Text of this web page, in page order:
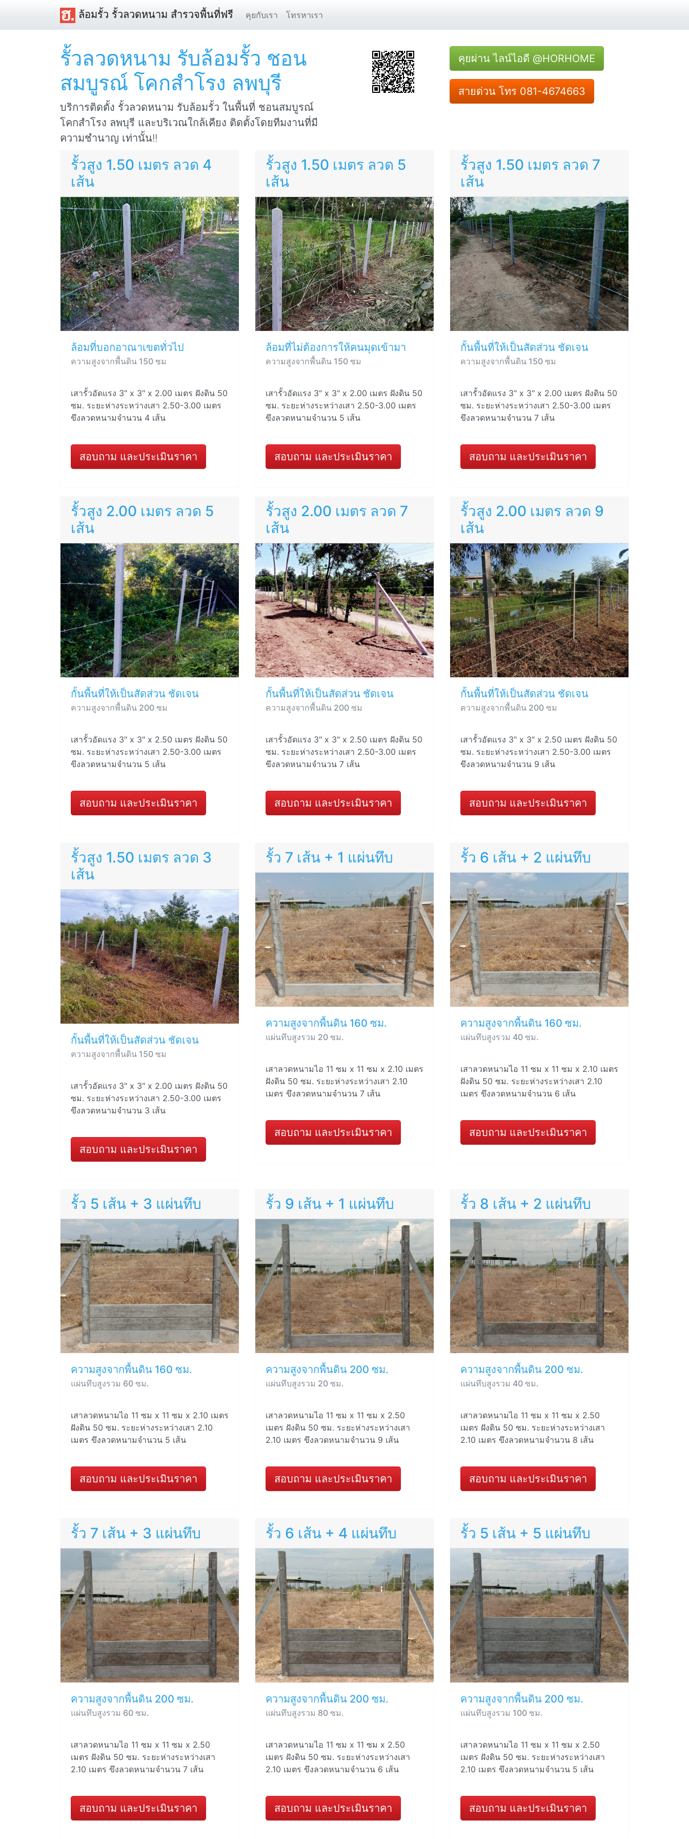
ล้อมรั้ว รั้วลวดหนาม สำรวจพื้นที่ฟรี คุยกับเรา โทรหาเรา
รั้วลวดหนาม รับล้อมรั้ว ชอน
สมบูรณ์ โคกสำโรง ลพบุรี
บริการติดตั้ง รั้วลวดหนาม รับล้อมรั้ว ในพื้นที่ ชอนสมบูรณ์
โคกสำโรง ลพบุรี และบริเวณใกล้เคียง ติดตั้งโดยทีมงานที่มี
ความชำนาญ เท่านั้น!!
คุยผ่าน ไลน์ไอดี @HORHOME
สายด่วน โทร 081-4674663
รั้วสูง 1.50 เมตร ลวด 4
เส้น
ล้อมที่บอกอาณาเขตทั่วไป
ความสูงจากพื้นดิน 150 ซม
เสารั้วอัดแรง 3" x 3" x 2.00 เมตร ฝังดิน 50
ซม. ระยะห่างระหว่างเสา 2.50-3.00 เมตร
ขึงลวดหนามจำนวน 4 เส้น
สอบถาม และประเมินราคา
รั้วสูง 1.50 เมตร ลวด 5
เส้น
ล้อมที่ไม่ต้องการให้คนมุดเข้ามา
ความสูงจากพื้นดิน 150 ซม
เสารั้วอัดแรง 3" x 3" x 2.00 เมตร ฝังดิน 50
ซม. ระยะห่างระหว่างเสา 2.50-3.00 เมตร
ขึงลวดหนามจำนวน 5 เส้น
สอบถาม และประเมินราคา
รั้วสูง 1.50 เมตร ลวด 7
เส้น
กั้นพื้นที่ให้เป็นสัดส่วน ชัดเจน
ความสูงจากพื้นดิน 150 ซม
เสารั้วอัดแรง 3" x 3" x 2.00 เมตร ฝังดิน 50
ซม. ระยะห่างระหว่างเสา 2.50-3.00 เมตร
ขึงลวดหนามจำนวน 7 เส้น
สอบถาม และประเมินราคา
รั้วสูง 2.00 เมตร ลวด 5
เส้น
กั้นพื้นที่ให้เป็นสัดส่วน ชัดเจน
ความสูงจากพื้นดิน 200 ซม
เสารั้วอัดแรง 3" x 3" x 2.50 เมตร ฝังดิน 50
ซม. ระยะห่างระหว่างเสา 2.50-3.00 เมตร
ขึงลวดหนามจำนวน 5 เส้น
สอบถาม และประเมินราคา
รั้วสูง 2.00 เมตร ลวด 7
เส้น
กั้นพื้นที่ให้เป็นสัดส่วน ชัดเจน
ความสูงจากพื้นดิน 200 ซม
เสารั้วอัดแรง 3" x 3" x 2.50 เมตร ฝังดิน 50
ซม. ระยะห่างระหว่างเสา 2.50-3.00 เมตร
ขึงลวดหนามจำนวน 7 เส้น
สอบถาม และประเมินราคา
รั้วสูง 2.00 เมตร ลวด 9
เส้น
กั้นพื้นที่ให้เป็นสัดส่วน ชัดเจน
ความสูงจากพื้นดิน 200 ซม
เสารั้วอัดแรง 3" x 3" x 2.50 เมตร ฝังดิน 50
ซม. ระยะห่างระหว่างเสา 2.50-3.00 เมตร
ขึงลวดหนามจำนวน 9 เส้น
สอบถาม และประเมินราคา
รั้วสูง 1.50 เมตร ลวด 3
เส้น
กั้นพื้นที่ให้เป็นสัดส่วน ชัดเจน
ความสูงจากพื้นดิน 150 ซม
เสารั้วอัดแรง 3" x 3" x 2.00 เมตร ฝังดิน 50
ซม. ระยะห่างระหว่างเสา 2.50-3.00 เมตร
ขึงลวดหนามจำนวน 3 เส้น
สอบถาม และประเมินราคา
รั้ว 7 เส้น + 1 แผ่นทึบ
ความสูงจากพื้นดิน 160 ซม.
แผ่นทึบสูงรวม 20 ซม.
เสาลวดหนามไอ 11 ซม x 11 ซม x 2.10 เมตร
ฝังดิน 50 ซม. ระยะห่างระหว่างเสา 2.10
เมตร ขึงลวดหนามจำนวน 7 เส้น
สอบถาม และประเมินราคา
รั้ว 6 เส้น + 2 แผ่นทึบ
ความสูงจากพื้นดิน 160 ซม.
แผ่นทึบสูงรวม 40 ซม.
เสาลวดหนามไอ 11 ซม x 11 ซม x 2.10 เมตร
ฝังดิน 50 ซม. ระยะห่างระหว่างเสา 2.10
เมตร ขึงลวดหนามจำนวน 6 เส้น
สอบถาม และประเมินราคา
รั้ว 5 เส้น + 3 แผ่นทึบ
ความสูงจากพื้นดิน 160 ซม.
แผ่นทึบสูงรวม 60 ซม.
เสาลวดหนามไอ 11 ซม x 11 ซม x 2.10 เมตร
ฝังดิน 50 ซม. ระยะห่างระหว่างเสา 2.10
เมตร ขึงลวดหนามจำนวน 5 เส้น
สอบถาม และประเมินราคา
รั้ว 9 เส้น + 1 แผ่นทึบ
ความสูงจากพื้นดิน 200 ซม.
แผ่นทึบสูงรวม 20 ซม.
เสาลวดหนามไอ 11 ซม x 11 ซม x 2.50
เมตร ฝังดิน 50 ซม. ระยะห่างระหว่างเสา
2.10 เมตร ขึงลวดหนามจำนวน 9 เส้น
สอบถาม และประเมินราคา
รั้ว 8 เส้น + 2 แผ่นทึบ
ความสูงจากพื้นดิน 200 ซม.
แผ่นทึบสูงรวม 40 ซม.
เสาลวดหนามไอ 11 ซม x 11 ซม x 2.50
เมตร ฝังดิน 50 ซม. ระยะห่างระหว่างเสา
2.10 เมตร ขึงลวดหนามจำนวน 8 เส้น
สอบถาม และประเมินราคา
รั้ว 7 เส้น + 3 แผ่นทึบ
ความสูงจากพื้นดิน 200 ซม.
แผ่นทึบสูงรวม 60 ซม.
เสาลวดหนามไอ 11 ซม x 11 ซม x 2.50
เมตร ฝังดิน 50 ซม. ระยะห่างระหว่างเสา
2.10 เมตร ขึงลวดหนามจำนวน 7 เส้น
สอบถาม และประเมินราคา
รั้ว 6 เส้น + 4 แผ่นทึบ
ความสูงจากพื้นดิน 200 ซม.
แผ่นทึบสูงรวม 80 ซม.
เสาลวดหนามไอ 11 ซม x 11 ซม x 2.50
เมตร ฝังดิน 50 ซม. ระยะห่างระหว่างเสา
2.10 เมตร ขึงลวดหนามจำนวน 6 เส้น
สอบถาม และประเมินราคา
รั้ว 5 เส้น + 5 แผ่นทึบ
ความสูงจากพื้นดิน 200 ซม.
แผ่นทึบสูงรวม 100 ซม.
เสาลวดหนามไอ 11 ซม x 11 ซม x 2.50
เมตร ฝังดิน 50 ซม. ระยะห่างระหว่างเสา
2.10 เมตร ขึงลวดหนามจำนวน 5 เส้น
สอบถาม และประเมินราคา